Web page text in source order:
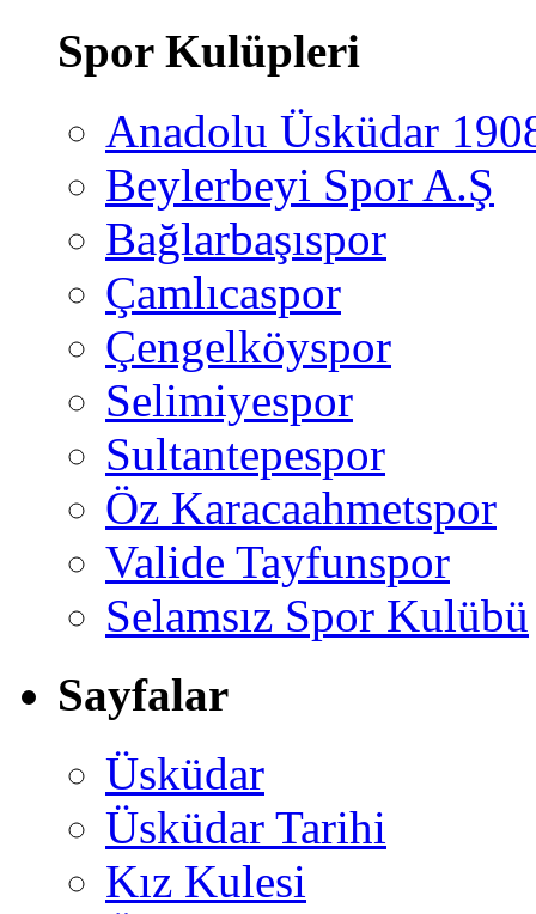
Spor Kulüpleri
Anadolu Üsküdar
Beylerbeyi Spor A.Ş
Bağlarbaşıspor
Çamlıcaspor
Çengelköyspor
Selimiyespor
Sultantepespor
Öz Karacaahmetspor
Valide Tayfunspor
Selamsız Spor Kulübü
Sayfalar
Üsküdar
Üsküdar Tarihi
Kız Kulesi